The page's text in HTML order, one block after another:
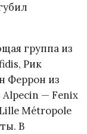
группа из
Рик
Феррон из
— Fenix
Métropole
В